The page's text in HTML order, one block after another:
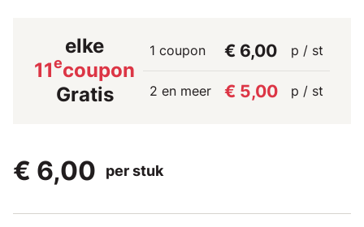
elke
11ecoupon
Gratis
1 coupon € 6,00 p / st
2 en meer € 5,00 p / st
€ 6,00 per stuk